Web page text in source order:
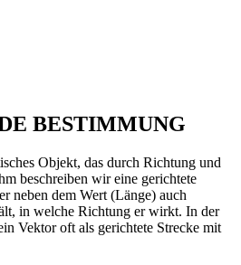
BESTIMMUNG
Objekt, das durch Richtung und
beschreiben wir eine gerichtete
neben dem Wert (Länge) auch
in welche Richtung er wirkt. In der
Vektor oft als gerichtete Strecke mit